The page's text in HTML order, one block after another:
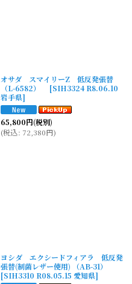
オサダ スマイリーZ 低反発張替
（L-6582）
[SIH3324 R8.06.10
岩手県]
65,800円(税別)
(税込: 72,380円)
ヨシダ エクシードフィアラ 低反発
張替(制菌レザー使用) （AB-31）
[SIH3310 R08.05.15 愛知県]